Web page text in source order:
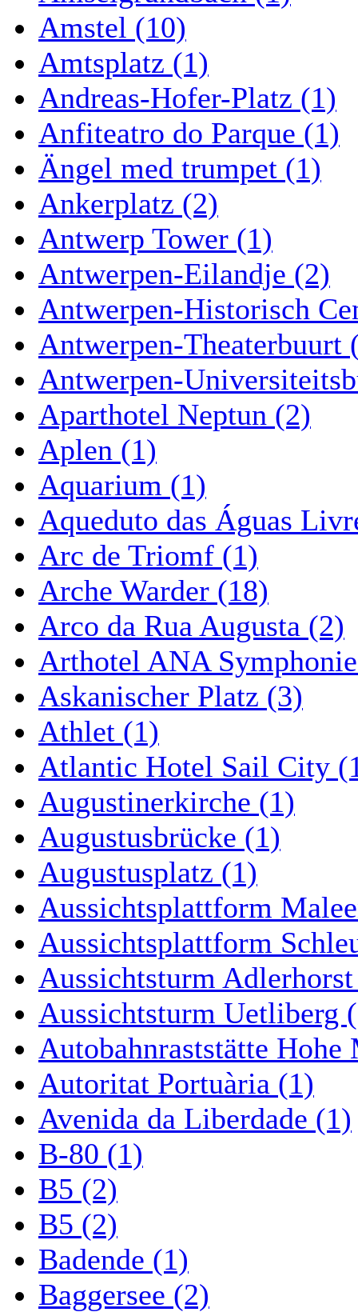
Amstel (10)
Amtsplatz (1)
Andreas-Hofer-Platz (1)
Anfiteatro do Parque (1)
Ängel med trumpet (1)
Ankerplatz (2)
Antwerp Tower (1)
Antwerpen-Eilandje (2)
Antwerpen-Historisch
Antwerpen-Theaterbuurt
Antwerpen-
Aparthotel Neptun (2)
Aplen (1)
Aquarium (1)
Aqueduto das Águas
Arc de Triomf (1)
Arche Warder (18)
Arco da Rua Augusta (2)
Arthotel ANA
Askanischer Platz (3)
Athlet (1)
Atlantic Hotel Sail City
Augustinerkirche (1)
Augustusbrücke (1)
Augustusplatz (1)
Aussichtsplattform
Aussichtsplattform
Aussichtsturm
Aussichtsturm Uetliberg
Autobahnraststätte Hohe
Autoritat Portuària (1)
Avenida da Liberdade (1)
B-80 (1)
B5 (2)
B5 (2)
Badende (1)
Baggersee (2)